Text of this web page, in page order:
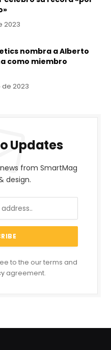
2023
nombra a Alberto
como miembro
de 2023
Updates
from SmartMag
design.
to the our terms and
agreement.